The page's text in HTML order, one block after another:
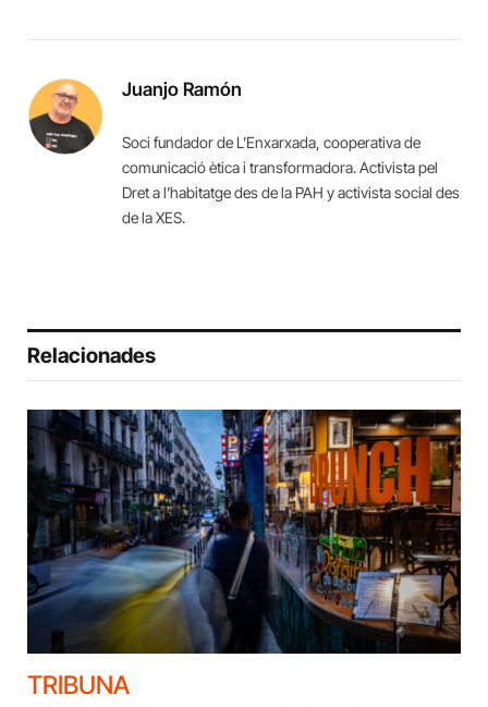
Juanjo Ramón
Soci fundador de L’Enxarxada, cooperativa de
comunicació ètica i transformadora. Activista pel
Dret a l’habitatge des de la PAH y activista social des
de la XES.
Relacionades
TRIBUNA